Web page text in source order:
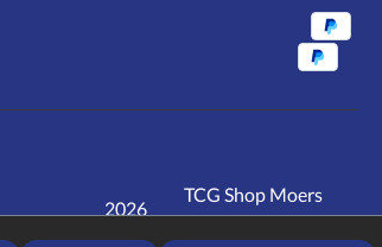
2026
TCG Shop Moers
realisiert mitjd.tec